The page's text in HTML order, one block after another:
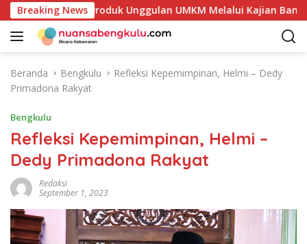
a
Breaking News
Potensi Produk Unggulan UMKM Melalui Kajian Bank
Beranda Bengkulu
Refleksi Kepemimpinan, Helmi – Dedy
Primadona Rakyat
Bengkulu
Refleksi Kepemimpinan, Helmi –
Dedy Primadona Rakyat
Redaksi
September 1, 2023